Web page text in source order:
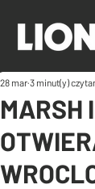
MARSH
28 mar 3 minut(y)